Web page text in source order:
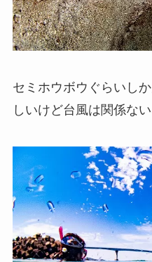
セミホウボウぐらいし
しいけど台風は関係ない